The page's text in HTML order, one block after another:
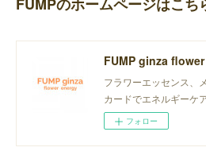
FUMP ginza
フラワーエッセンス、
カードでエネルギーケ
フォロー